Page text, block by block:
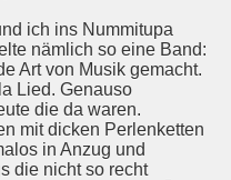
ich ins Nummitupa
nämlich so eine Band:
Art von Musik gemacht.
Lied. Genauso
die da waren.
mit dicken Perlenketten
in Anzug und
die nicht so recht